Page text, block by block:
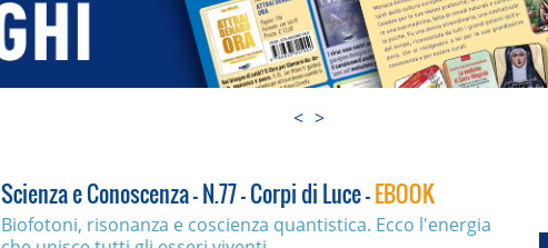
< >
Scienza e Conoscenza - N.77 - Corpi di Luce -EBOOK
Biofotoni, risonanza e coscienza quantistica. Ecco l'energia